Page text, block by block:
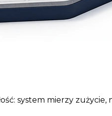
system mierzy